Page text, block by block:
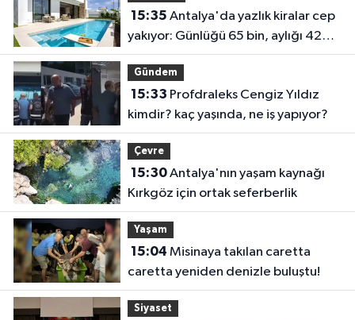
15:35
yakıyor: Günlüğü 65 bin, aylığı 425
bin!
Gündem
15:33
kimdir? kaç yaşında, ne iş yapıyor?
Çevre
15:30Antalya'nın yaşam kaynağı
Kırkgöz için ortak seferberlik
Yaşam
15:04
caretta yeniden denizle buluştu!
Siyaset